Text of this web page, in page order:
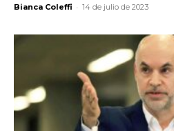
Bianca Coleffi - 14 de julio de 2023